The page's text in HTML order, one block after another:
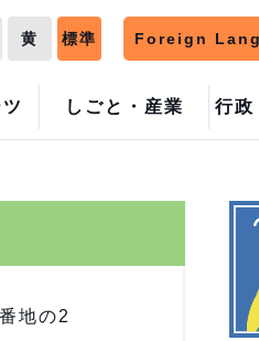
しごと・産業 行政
黄 標準 Foreign
地の2